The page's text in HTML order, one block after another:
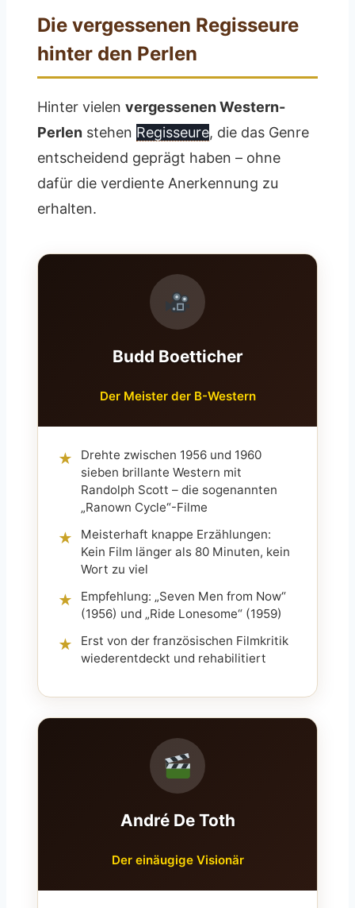
Die vergessenen Regisseure
hinter den Perlen
Hinter vielen vergessenen Western-
Perlen stehen Regisseure, die das Genre
entscheidend geprägt haben – ohne
dafür die verdiente Anerkennung zu
erhalten.
Budd Boetticher
Der Meister der B-Western
★
Drehte zwischen 1956 und 1960
sieben brillante Western mit
Randolph Scott – die sogenannten
„Ranown Cycle“-Filme
★
Meisterhaft knappe Erzählungen:
Kein Film länger als 80 Minuten, kein
Wort zu viel
★
Empfehlung: „Seven Men from Now“
(1956) und „Ride Lonesome“ (1959)
★
Erst von der französischen Filmkritik
wiederentdeckt und rehabilitiert
André De Toth
Der einäugige Visionär